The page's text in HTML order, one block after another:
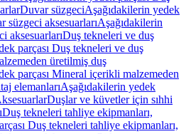
Duvar süzgeciAşağıdakilerin yedek
süzgeci aksesuarlarıAşağıdakilerin
aksesuarlarıDuş tekneleri ve duş
parçası Duş tekneleri ve duş
üretilmiş duş
parçası Mineral içerikli malzemeden
elemanlarıAşağıdakilerin yedek
Duşlar ve küvetler için sıhhi
Duş tekneleri tahliye ekipmanları,
Duş tekneleri tahliye ekipmanları,